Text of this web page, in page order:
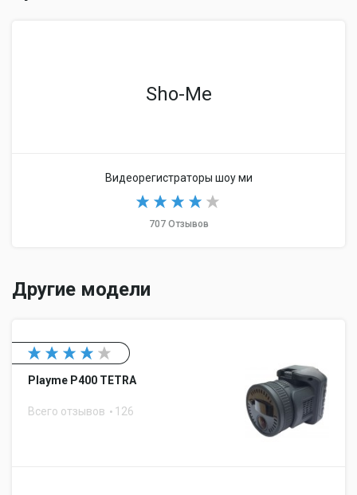
Sho-Me
Видеорегистраторы шоу ми
707 Отзывов
Другие модели
Playme P400 TETRA
Всего отзывов 126